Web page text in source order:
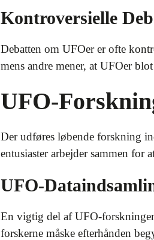
Kontroversielle
Debatten om UFOer er ofte
mens andre mener, at UFOer
UFO-
Der udføres løbende forskning
entusiaster arbejder sammen for
UFO-
En vigtig del af UFO-
forskerne måske efterhånden